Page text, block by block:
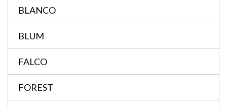
BLANCO
BLUM
FALCO
FOREST